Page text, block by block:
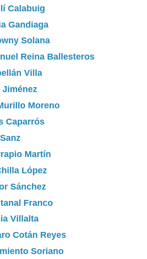
Calabuig
Gandiaga
Solana
Reina Ballesteros
Villa
Moreno
Caparrós
Martín
López
Sánchez
Franco
Villalta
Cotán Reyes
Soriano